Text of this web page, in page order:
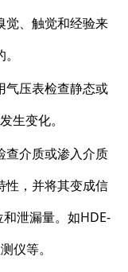
觉、触觉和经验来
气压表检查静态或
生变化。
查介质或渗入介质
性，并将其变成信
泄漏量。如HDE-
仪等。